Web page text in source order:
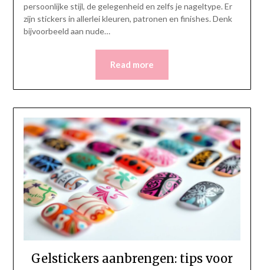
persoonlijke stijl, de gelegenheid en zelfs je nageltype. Er
zijn stickers in allerlei kleuren, patronen en finishes. Denk
bijvoorbeeld aan nude…
Read more
Gelstickers aanbrengen: tips voor